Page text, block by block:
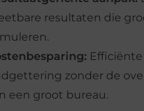
resultaten die
Efficiënte
zonder de
een groot bureau.